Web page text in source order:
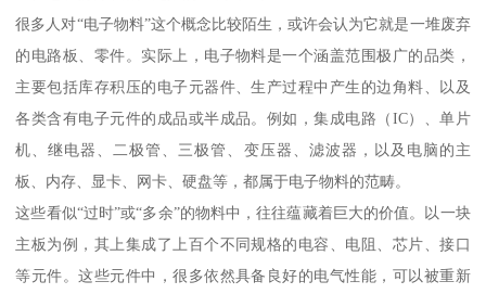
很多人对“电子物料”这个概念比较陌生，或许会认为它就是一堆废弃
的电路板、零件。实际上，电子物料是一个涵盖范围极广的品类，
主要包括库存积压的电子元器件、生产过程中产生的边角料、以及
各类含有电子元件的成品或半成品。例如，集成电路（IC）、单片
机、继电器、二极管、三极管、变压器、滤波器，以及电脑的主
板、内存、显卡、网卡、硬盘等，都属于电子物料的范畴。
这些看似“过时”或“多余”的物料中，往往蕴藏着巨大的价值。以一块
主板为例，其上集成了上百个不同规格的电容、电阻、芯片、接口
等元件。这些元件中，很多依然具备良好的电气性能，可以被重新